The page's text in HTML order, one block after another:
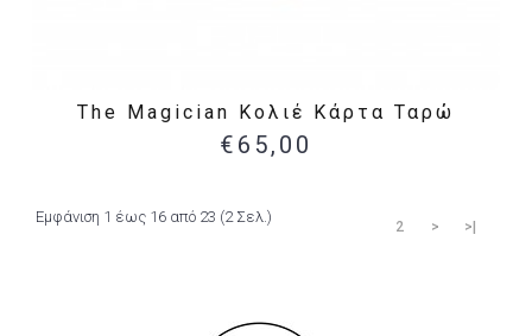
The Magician Κολιέ Κάρτα Ταρώ
€65,00
Εμφάνιση 1 έως 16 από 23 (2 Σελ.)
2 > >|